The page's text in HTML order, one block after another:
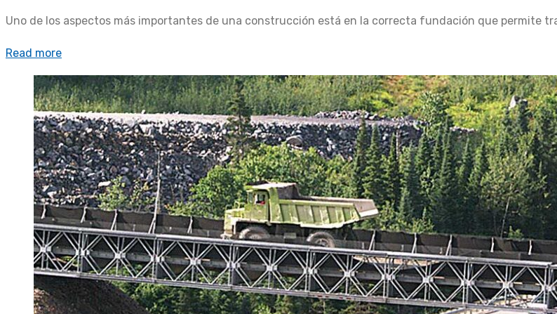
Uno de los aspectos más importantes de una construcción está en la correcta fundación que permite
Read more